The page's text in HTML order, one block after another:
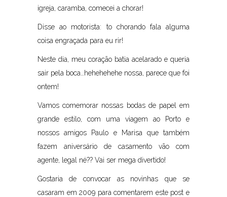
igreja, caramba, comecei a chorar!
Disse ao motorista: to chorando fala alguma
coisa engraçada para eu rir!
Neste dia, meu coração batia acelarado e queria
sair pela boca…hehehehehe nossa, parece que foi
ontem!
Vamos comemorar nossas bodas de papel em
grande estilo, com uma viagem ao Porto e
nossos amigos Paulo e Marisa que também
fazem aniversário de casamento vão com
agente, legal né?? Vai ser mega divertido!
Gostaria de convocar as novinhas que se
casaram em 2009 para comentarem este post e